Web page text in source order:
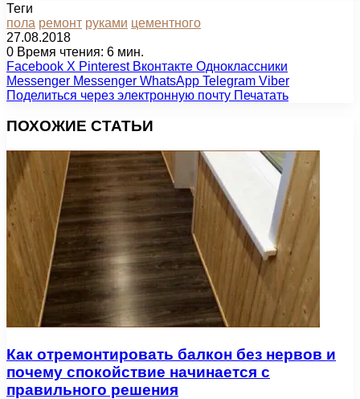
Теги
пола ремонт руками цементного
27.08.2018
0 Время чтения: 6 мин.
Facebook X Pinterest Вконтакте Одноклассники
Messenger Messenger WhatsApp Telegram Viber
Поделиться через электронную почту Печатать
ПОХОЖИЕ СТАТЬИ
Как отремонтировать балкон без нервов и
почему спокойствие начинается с
правильного решения